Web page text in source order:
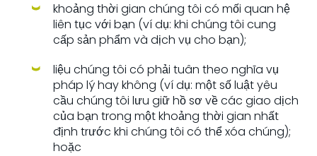
khoảng thời gian chúng tôi có mối quan hệ
liên tục với bạn (ví dụ: khi chúng tôi cung
cấp sản phẩm và dịch vụ cho bạn);
liệu chúng tôi có phải tuân theo nghĩa vụ
pháp lý hay không (ví dụ: một số luật yêu
cầu chúng tôi lưu giữ hồ sơ về các giao dịch
của bạn trong một khoảng thời gian nhất
định trước khi chúng tôi có thể xóa chúng);
hoặc